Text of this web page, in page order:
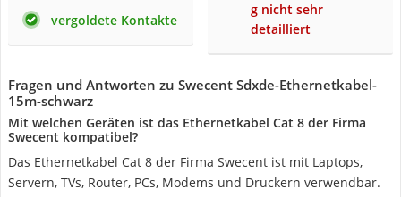
vergoldete Kontakte
g nicht sehr
detailliert
Fragen und Antworten zu Swecent Sdxde-Ethernetkabel-
15m-schwarz
Mit welchen Geräten ist das Ethernetkabel Cat 8 der Firma
Swecent kompatibel?
Das Ethernetkabel Cat 8 der Firma Swecent ist mit Laptops,
Servern, TVs, Router, PCs, Modems und Druckern verwendbar.